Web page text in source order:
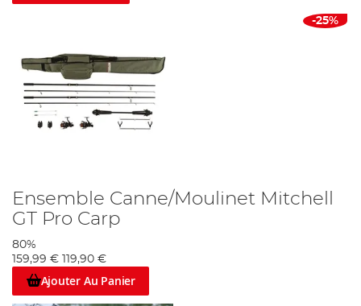
toutes vos attentes et fera de votre prochaine sortie de
-25%
Ensemble Canne/Moulinet Mitchell
GT Pro Carp
80%
159,99 € 119,90 €
Ajouter Au Panier